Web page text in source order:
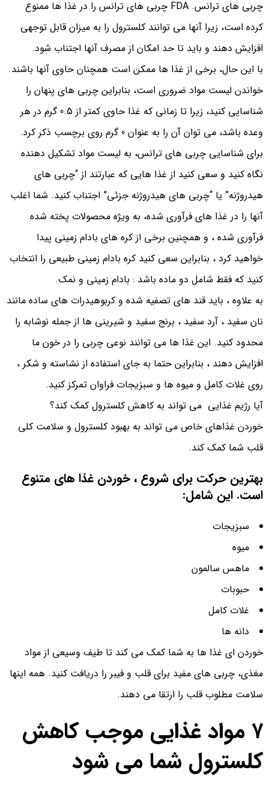
چربی های ترانس. FDA چربی های ترانس را در غذا ها ممنوع
کرده است، زیرا آنها می توانند کلسترول را به میزان قابل توجهی
افزایش دهند و باید تا حد امکان از مصرف آنها اجتناب شود.
با این حال، برخی از غذا ها ممکن است همچنان حاوی آنها باشند.
خواندن لیست مواد ضروری است، بنابراین چربی های پنهان را
شناسایی کنید، زیرا تا زمانی که غذا حاوی کمتر از 0.5 گرم در هر
وعده باشد، می توان آن را به عنوان 0 گرم روی برچسب ذکر کرد.
برای شناسایی چربی های ترانس، به لیست مواد تشکیل دهنده
نگاه کنید و سعی کنید از غذا هایی که عبارتند از “چربی های
هیدروژنه” یا “چربی های هیدروژنه جزئی” اجتناب کنید. شما اغلب
آنها را در غذا های فرآوری شده، به ویژه محصولات پخته شده
فرآوری شده ، و همچنین برخی از کره های بادام زمینی پیدا
خواهید کرد ، بنابراین سعی کنید کره بادام زمینی طبیعی را انتخاب
کنید که فقط شامل دو ماده باشد : بادام زمینی و نمک.
به علاوه ، باید قند های تصفیه شده و کربوهیدرات‌ های ساده مانند
نان سفید ، آرد سفید ، برنج سفید و شیرینی‌ ها از جمله نوشابه را
محدود کنید. این غذا ها می توانند نوعی چربی را در خون ما
افزایش دهند ، بنابراین حتما به جای استفاده از نشاسته و شکر ،
روی غلات کامل و میوه ها و سبزیجات فراوان تمرکز کنید.
آیا رژیم غذایی می تواند به کاهش کلسترول کمک کند؟
خوردن غذاهای خاص می تواند به بهبود کلسترول و سلامت کلی
قلب شما کمک کند.
بهترین حرکت برای شروع ، خوردن غذا های متنوع
است. این شامل:
سبزیجات
میوه
ماهس سالمون
حبوبات
غلات کامل
دانه ها
خوردن ای غذا ها به شما کمک می کند تا طیف وسیعی از مواد
مغذی، چربی های مفید برای قلب و فیبر را دریافت کنید. همه اینها
سلامت مطلوب قلب را ارتقا می دهند.
۷ مواد غذایی موجب کاهش
کلسترول شما می شود